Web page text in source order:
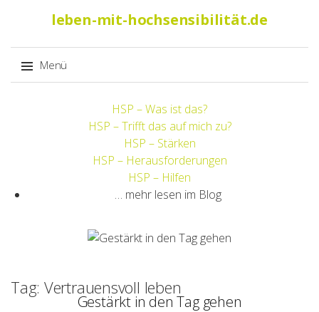
leben-mit-hochsensibilität.de
Menü
HSP – Was ist das?
HSP – Trifft das auf mich zu?
HSP – Stärken
HSP – Herausforderungen
HSP – Hilfen
… mehr lesen im Blog
Tag: Vertrauensvoll leben
Gestärkt in den Tag gehen